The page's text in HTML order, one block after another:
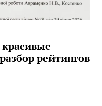
рейтингов